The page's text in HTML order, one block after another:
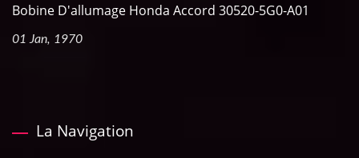
Bobine D'allumage Honda Accord 30520-5G0-A01
01 Jan, 1970
La Navigation